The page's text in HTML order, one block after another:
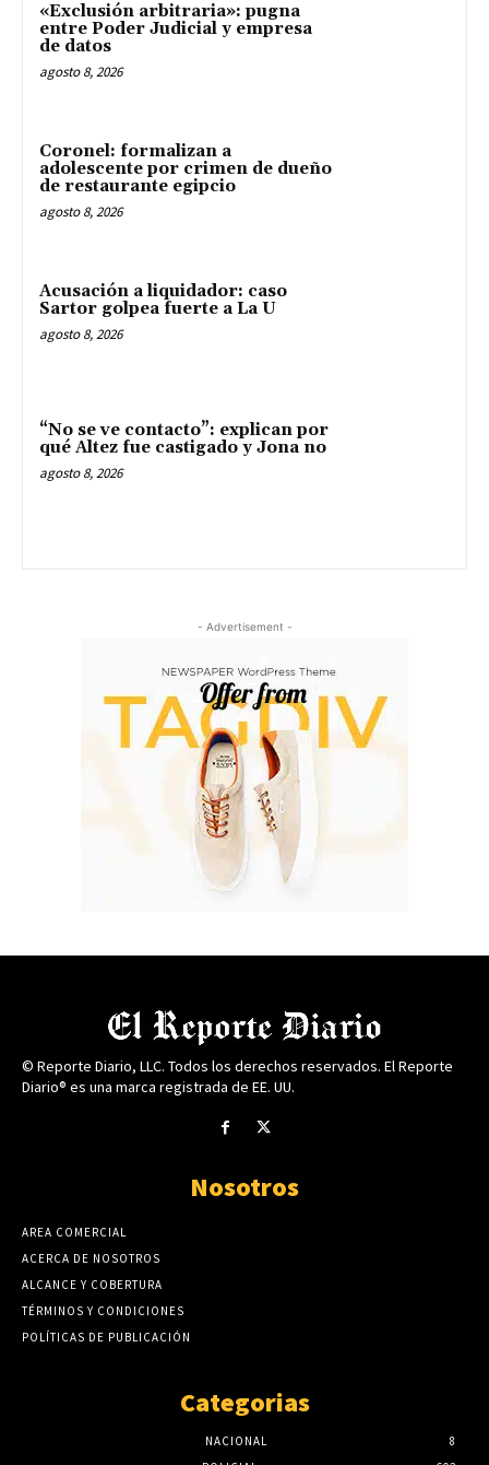
«Exclusión arbitraria»: pugna
entre Poder Judicial y empresa
de datos
agosto 8, 2026
Coronel: formalizan a
adolescente por crimen de dueño
de restaurante egipcio
agosto 8, 2026
Acusación a liquidador: caso
Sartor golpea fuerte a La U
agosto 8, 2026
“No se ve contacto”: explican por
qué Altez fue castigado y Jona no
agosto 8, 2026
- Advertisement -
© Reporte Diario, LLC. Todos los derechos reservados. El Reporte
Diario® es una marca registrada de EE. UU.
Nosotros
AREA COMERCIAL
ACERCA DE NOSOTROS
ALCANCE Y COBERTURA
TÉRMINOS Y CONDICIONES
POLÍTICAS DE PUBLICACIÓN
Categorias
NACIONAL
8